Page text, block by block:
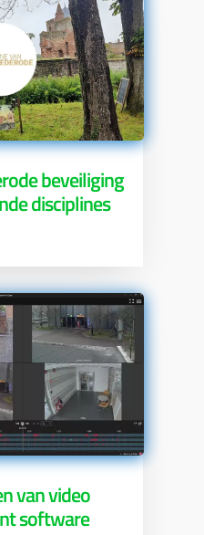
beveiliging
disciplines
van video
software